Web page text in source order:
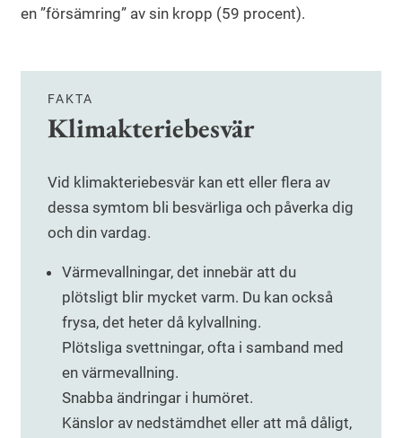
en ”försämring” av sin kropp (59 procent).
FAKTA
Klimakteriebesvär
Vid klimakteriebesvär kan ett eller flera av
dessa symtom bli besvärliga och påverka dig
och din vardag.
Värmevallningar, det innebär att du
plötsligt blir mycket varm. Du kan också
frysa, det heter då kylvallning.
Plötsliga svettningar, ofta i samband med
en värmevallning.
Snabba ändringar i humöret.
Känslor av nedstämdhet eller att må dåligt,